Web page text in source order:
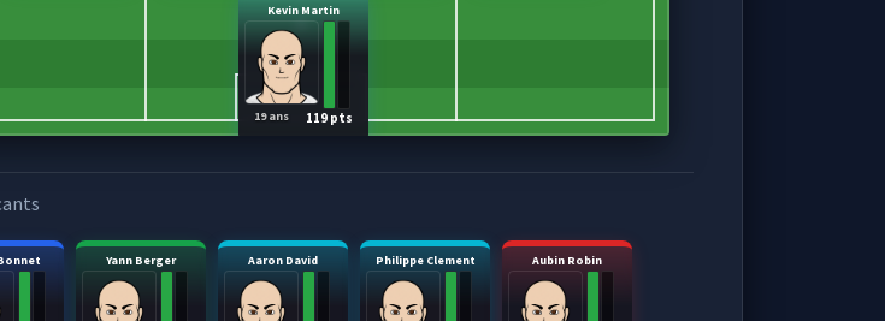
Kevin Martin
119 pts
19 ans
Yann Berger Aaron David Philippe Clement Aubin Robin